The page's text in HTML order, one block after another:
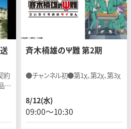
約
は
斉木楠雄のΨ難 第2期
●チャンネル初●第1χ、第2χ、第3χ
8/12(水)
09:00〜10:30